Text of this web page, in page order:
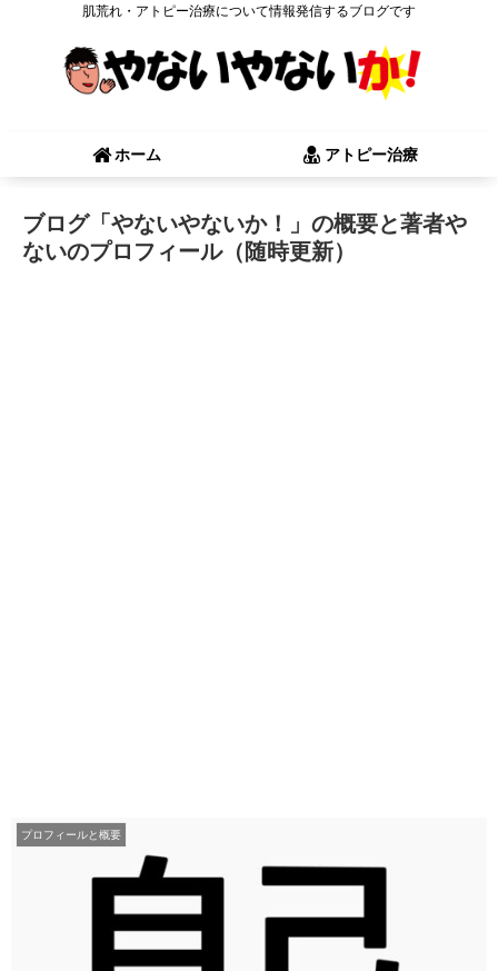
肌荒れ・アトピー治療について情報発信するブログです
ホーム アトピー治療
ブログ「やないやないか！」の概要と著者や
ないのプロフィール（随時更新）
プロフィールと概要